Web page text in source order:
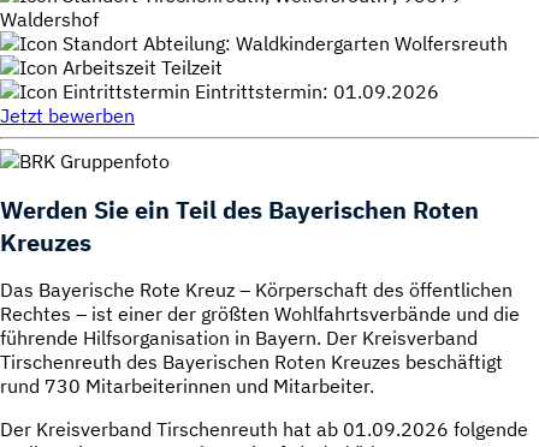
Karte anzeigen